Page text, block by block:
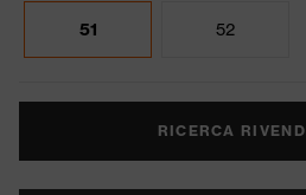
51 52
RICERCA